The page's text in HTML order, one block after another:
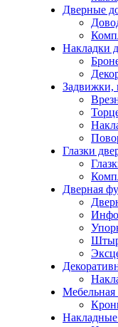
Дверные
Накладки
Задвижки,
Глазки
Дверная
Мебельная